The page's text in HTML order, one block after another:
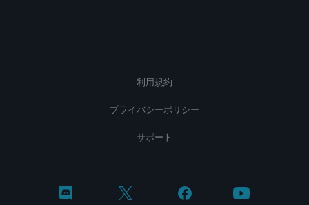
利用規約
プライバシーポリシー
サポート